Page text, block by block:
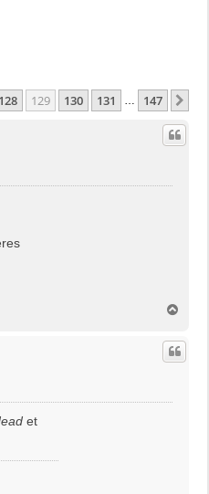
128 129 130 131 … 147
u
et